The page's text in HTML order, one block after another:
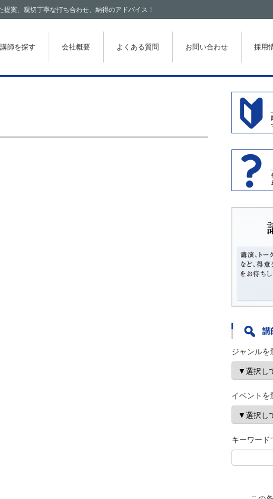
案、親切丁寧な打ち合わせ、納得のアドバイス！
講師を探す 会社概要 よくある質問 お問い合わせ 採用
講
ジャンルを
イベントを
キーワード